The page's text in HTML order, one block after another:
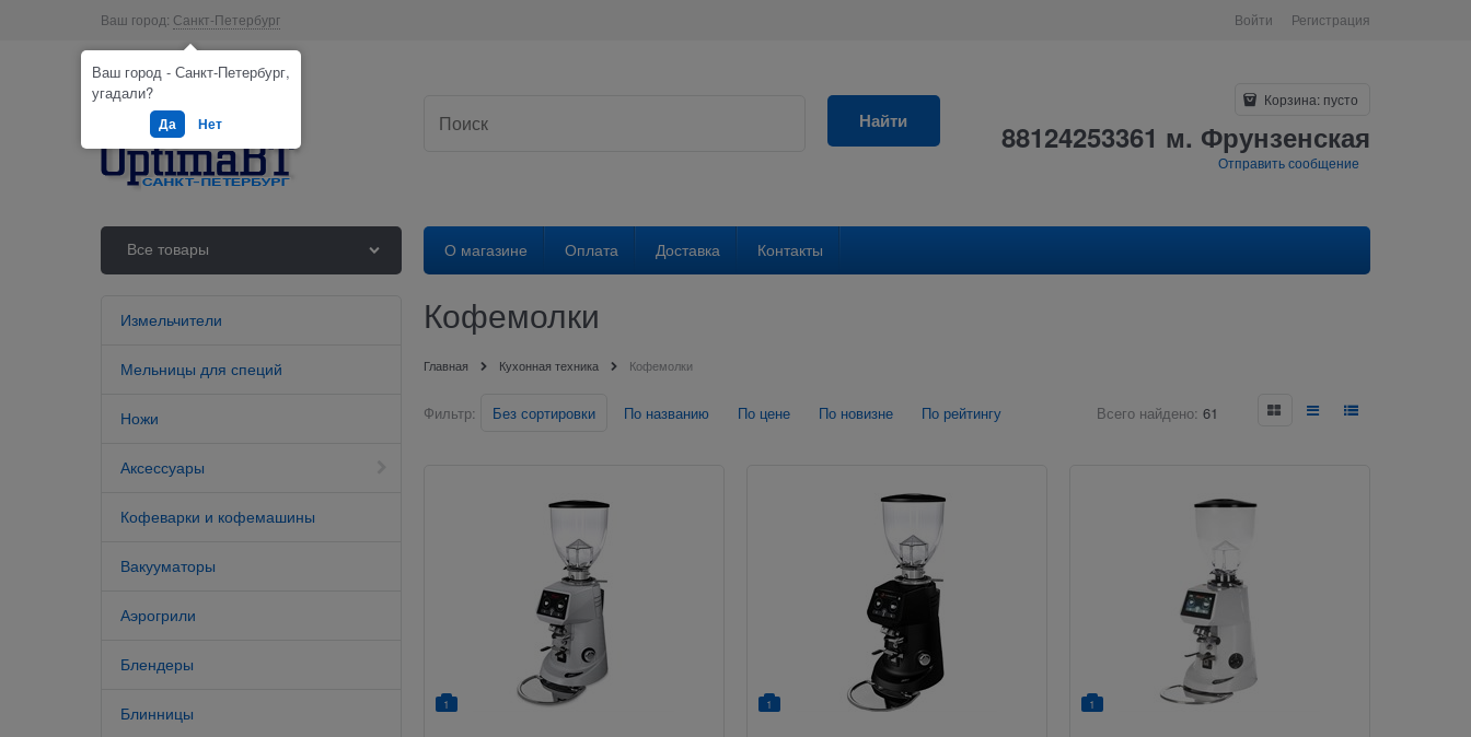
Ваш город: Санкт-Петербург Войти Регистрация
Найти
Корзина: пусто
88124253361 м. Фрунзенская
Отправить сообщение
Все товары О магазине Оплата Доставка Контакты
Измельчители
Мельницы для специй
Ножи
Аксессуары
Кофеварки и кофемашины
Вакууматоры
Аэрогрили
Блендеры
Блинницы
Кофемолки
Главная Кухонная техника Кофемолки
Фильтр: Без сортировки По названию По цене По новизне По рейтингу Всего найдено: 61
1 1 1
Ваш город - Санкт-Петербург,
угадали?
Да Нет